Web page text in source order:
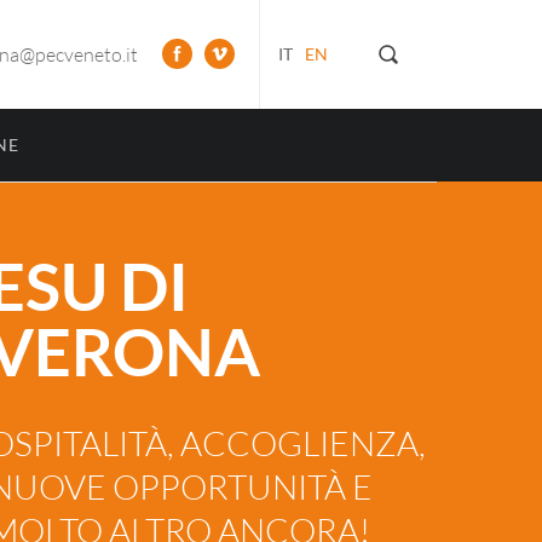
IT EN
DI
ACCOGLIENZA,
OPPORTUNITÀ E
ALTRO ANCORA!